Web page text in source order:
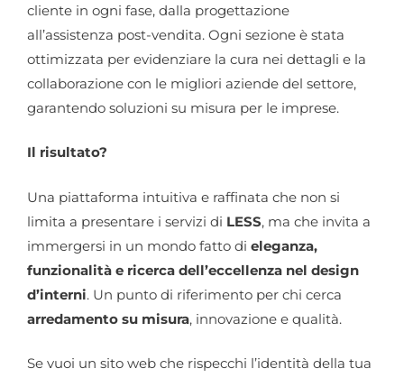
cliente in ogni fase, dalla progettazione
all’assistenza post-vendita. Ogni sezione è stata
ottimizzata per evidenziare la cura nei dettagli e la
collaborazione con le migliori aziende del settore,
garantendo soluzioni su misura per le imprese.
Il risultato?
Una piattaforma intuitiva e raffinata che non si
limita a presentare i servizi di LESS, ma che invita a
immergersi in un mondo fatto di eleganza,
funzionalità e ricerca dell’eccellenza nel design
d’interni. Un punto di riferimento per chi cerca
arredamento su misura, innovazione e qualità.
Se vuoi un sito web che rispecchi l’identità della tua